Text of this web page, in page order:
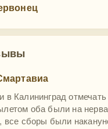
Калининград
оба были на
все сборы были